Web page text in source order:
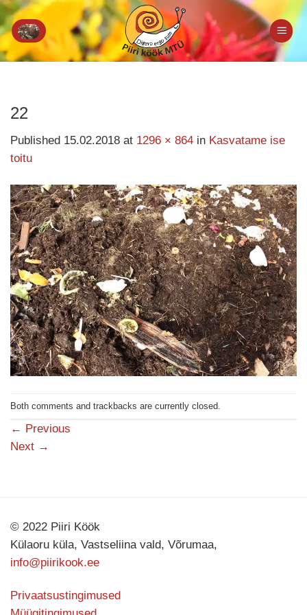
Skip
to
content
22
Published 15.02.2018 at 1296 × 864 in Kasvatame ise
toitu
Both comments and trackbacks are currently closed.
← Previous
Next →
© 2022 Piiri Köök
Külaoru küla, Vastseliina vald, Võrumaa,
info@piirikook.ee
Privaatsustingimused